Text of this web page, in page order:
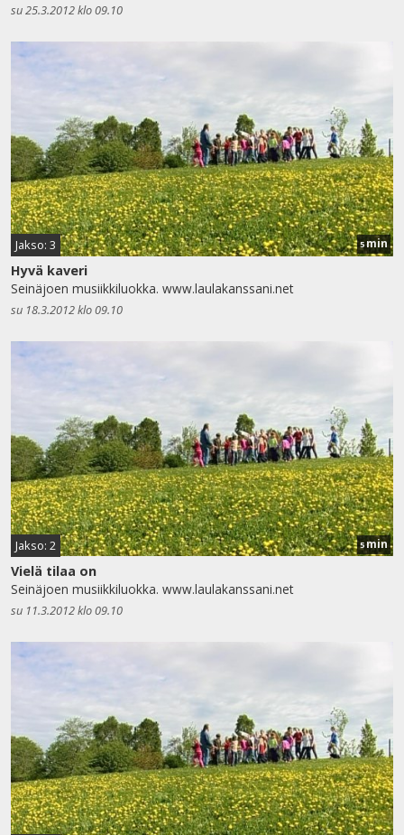
su 25.3.2012 klo 09.10
Jakso: 3 5min
Hyvä kaveri
Seinäjoen musiikkiluokka. www.laulakanssani.net
su 18.3.2012 klo 09.10
Jakso: 2 5min
Vielä tilaa on
Seinäjoen musiikkiluokka. www.laulakanssani.net
su 11.3.2012 klo 09.10